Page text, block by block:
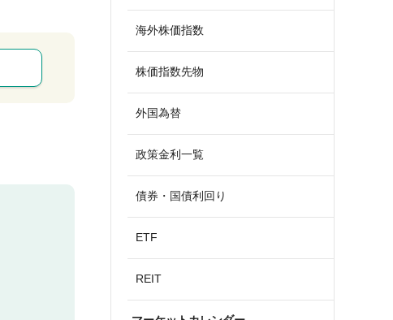
海外株価指数
株価指数先物
外国為替
政策金利一覧
債券・国債利回り
ETF
REIT